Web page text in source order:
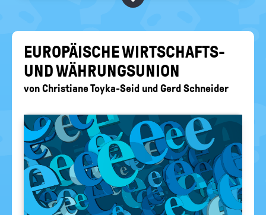
politische
EURE AKTUELLEN FRAGEN...
EU­RO­PÄI­SCHE WIRTSCHAFTS-​
UND WÄH­RUNGS­UNI­ON
von Christiane Toyka-Seid und Gerd Schneider